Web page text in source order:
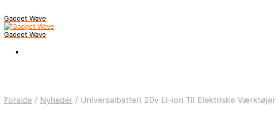
Gadget Wave
Gadget Wave
Forside / Nyheder / Universalbatteri 20v Li-ion Til Elektriske Værktøjer